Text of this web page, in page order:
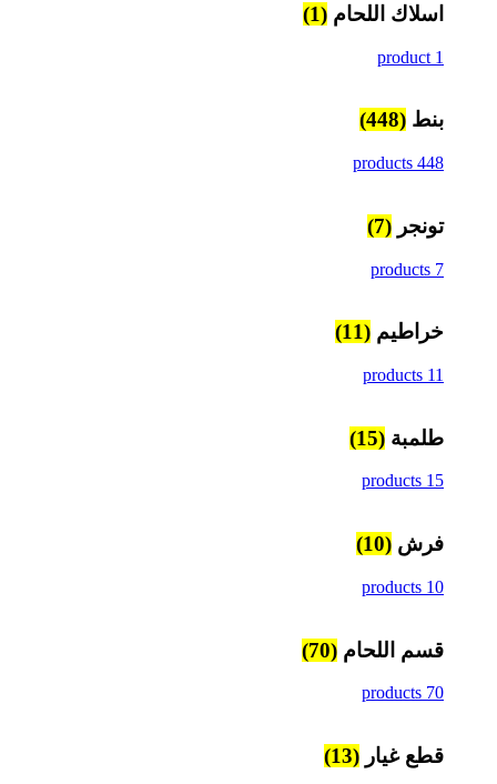
اسلاك اللحام (1)
1 product
بنط (448)
448 products
تونجر (7)
7 products
خراطيم (11)
11 products
طلمبة (15)
15 products
فرش (10)
10 products
قسم اللحام (70)
70 products
قطع غيار (13)